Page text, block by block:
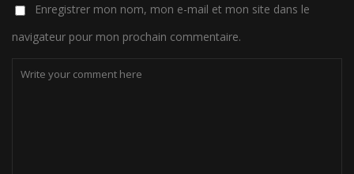
Enregistrer mon nom, mon e-mail et mon site dans le
navigateur pour mon prochain commentaire.